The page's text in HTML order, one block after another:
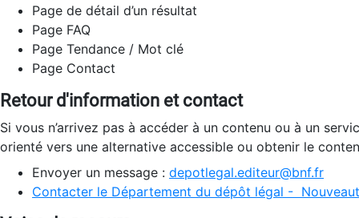
Page de détail d’un résultat
Page FAQ
Page Tendance / Mot clé
Page Contact
Retour d'information et contact
Si vous n’arrivez pas à accéder à un contenu ou à un
orienté vers une alternative accessible ou obtenir le
Envoyer un message : depotlegal.editeur@bnf.fr
Contacter le Département du dépôt légal -